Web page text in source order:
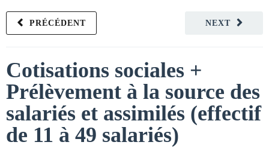
NEXT
PRÉCÉDENT
Cotisations sociales +
Prélèvement à la source des
salariés et assimilés (effectif
de 11 à 49 salariés)